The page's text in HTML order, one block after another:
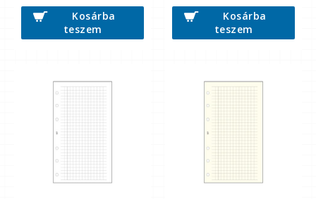
Kosárba
teszem
Kosárba
teszem